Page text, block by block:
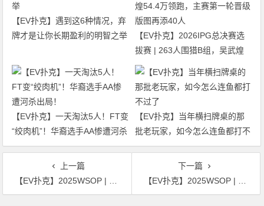
【EV扑克】遇到这6种情况，弃
牌才是让你长期盈利的明智之举
【EV扑克】2026IPG总决赛选
拔赛 | 263人围猎B组，吴武煌
54.4万领跑，主赛第一轮晋级版
【EV扑克】一天淘汰5人！FT变
“绞肉机”！华裔选手AA惨遭河杀
出局！
【EV扑克】当年横扫牌桌的那
批老玩家，如今怎么连鱼都打不
过了
上一篇
【EV扑克】2025WSOP | 国人Li Jiaze赛事28获第9名，国人James Chen领先晋级赛事30
下一篇
【EV扑克】2025WSOP | 罗曦湘赛事24拿下国人今年第一条金手链！徐强赛事25获季军